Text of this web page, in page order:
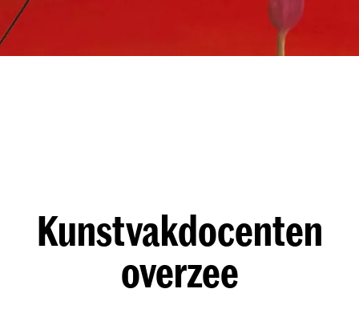
Kunstvakdocenten
overzee